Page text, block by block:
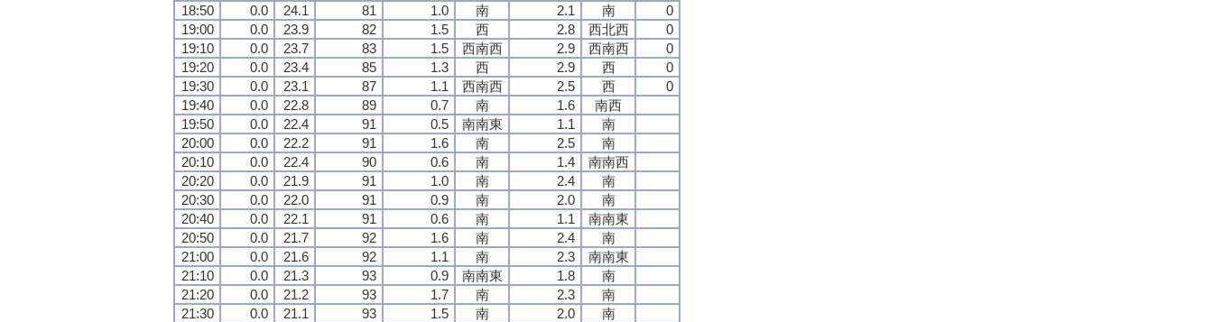
18:50
0.0 24.1 81 1.0 南 2.1 南
0
19:00
0.0 23.9 82 1.5 西 2.8 西北西
0
19:10
0.0 23.7 83 1.5 西南西 2.9 西南西
0
19:20
0.0 23.4 85 1.3 西 2.9 西
0
19:30
0.0 23.1 87 1.1 西南西 2.5 西
0
19:40
0.0 22.8 89 0.7 南 1.6
南西
19:50
0.0 22.4 91 0.5 南南東 1.1
南
20:00
0.0 22.2 91 1.6 南 2.5
南
20:10
0.0 22.4 90 0.6 南 1.4
南南西
20:20
0.0 21.9 91 1.0 南 2.4
南
20:30
0.0 22.0 91 0.9 南 2.0
南
20:40
0.0 22.1 91 0.6 南 1.1
南南東
20:50
0.0 21.7 92 1.6 南 2.4
南
21:00
0.0 21.6 92 1.1 南 2.3
南南東
21:10
0.0 21.3 93 0.9 南南東 1.8
南
21:20
0.0 21.2 93 1.7 南 2.3
南
21:30
0.0 21.1 93 1.5 南 2.0
南